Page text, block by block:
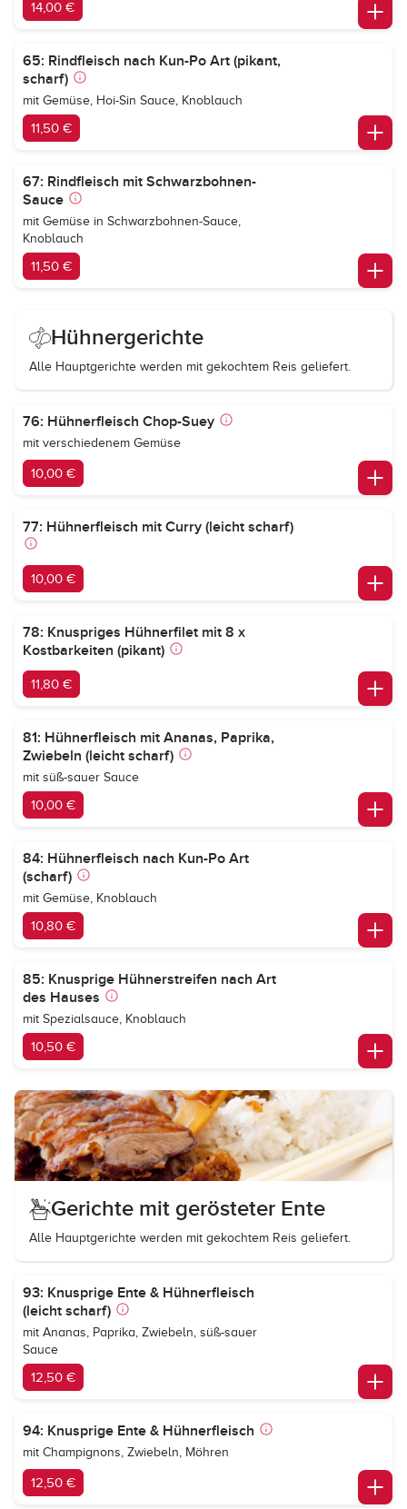
14,00 €
65: Rindfleisch nach Kun-Po Art (pikant,
scharf)
mit Gemüse, Hoi-Sin Sauce, Knoblauch
11,50 €
67: Rindfleisch mit Schwarzbohnen-
Sauce
mit Gemüse in Schwarzbohnen-Sauce,
Knoblauch
11,50 €
Hühnergerichte
Alle Hauptgerichte werden mit gekochtem Reis geliefert.
76: Hühnerfleisch Chop-Suey
mit verschiedenem Gemüse
10,00 €
77: Hühnerfleisch mit Curry (leicht scharf)
10,00 €
78: Knuspriges Hühnerfilet mit 8 x
Kostbarkeiten (pikant)
11,80 €
81: Hühnerfleisch mit Ananas, Paprika,
Zwiebeln (leicht scharf)
mit süß-sauer Sauce
10,00 €
84: Hühnerfleisch nach Kun-Po Art
(scharf)
mit Gemüse, Knoblauch
10,80 €
85: Knusprige Hühnerstreifen nach Art
des Hauses
mit Spezialsauce, Knoblauch
10,50 €
Gerichte mit gerösteter Ente
Alle Hauptgerichte werden mit gekochtem Reis geliefert.
93: Knusprige Ente & Hühnerfleisch
(leicht scharf)
mit Ananas, Paprika, Zwiebeln, süß-sauer
Sauce
12,50 €
94: Knusprige Ente & Hühnerfleisch
mit Champignons, Zwiebeln, Möhren
12,50 €